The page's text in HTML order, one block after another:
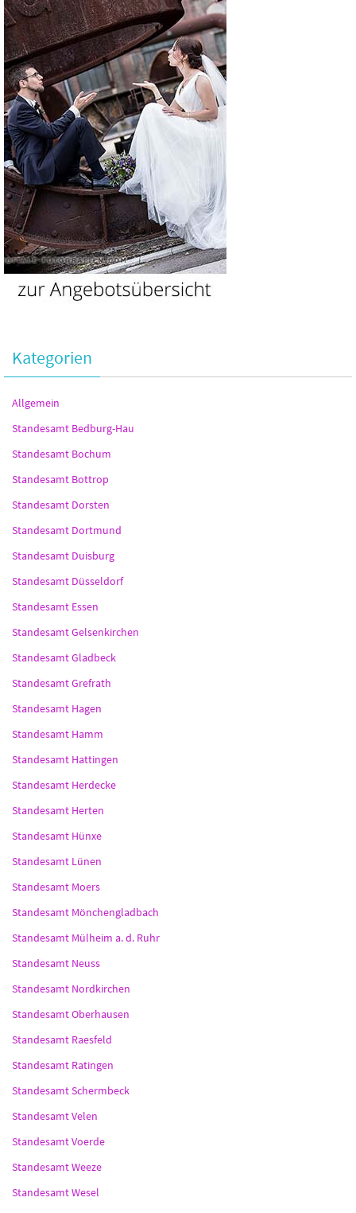
Kategorien
Allgemein
Standesamt Bedburg-Hau
Standesamt Bochum
Standesamt Bottrop
Standesamt Dorsten
Standesamt Dortmund
Standesamt Duisburg
Standesamt Düsseldorf
Standesamt Essen
Standesamt Gelsenkirchen
Standesamt Gladbeck
Standesamt Grefrath
Standesamt Hagen
Standesamt Hamm
Standesamt Hattingen
Standesamt Herdecke
Standesamt Herten
Standesamt Hünxe
Standesamt Lünen
Standesamt Moers
Standesamt Mönchengladbach
Standesamt Mülheim a. d. Ruhr
Standesamt Neuss
Standesamt Nordkirchen
Standesamt Oberhausen
Standesamt Raesfeld
Standesamt Ratingen
Standesamt Schermbeck
Standesamt Velen
Standesamt Voerde
Standesamt Weeze
Standesamt Wesel